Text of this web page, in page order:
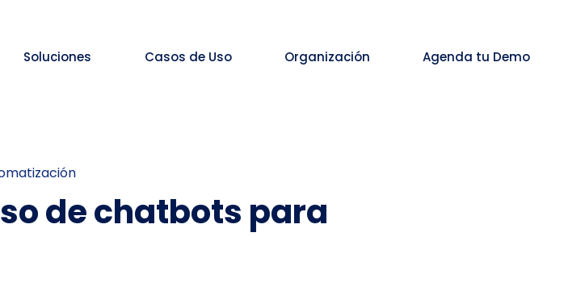
Soluciones Casos de Uso Organización Agenda tu Demo
de chatbots para